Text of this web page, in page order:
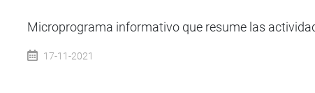
Microprograma informativo que resume las
17-11-2021